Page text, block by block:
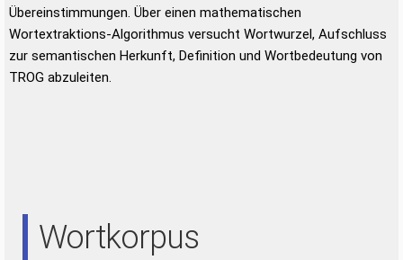
Übereinstimmungen. Über einen mathematischen
Wortextraktions-Algorithmus versucht Wortwurzel, Aufschluss
zur semantischen Herkunft, Definition und Wortbedeutung von
TROG abzuleiten.
Wortkorpus